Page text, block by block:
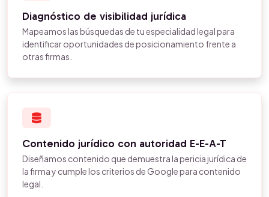
Diagnóstico de visibilidad jurídica
Mapeamos las búsquedas de tu especialidad legal para
identificar oportunidades de posicionamiento frente a
otras firmas.
Contenido jurídico con autoridad E-E-A-T
Diseñamos contenido que demuestra la pericia jurídica de
la firma y cumple los criterios de Google para contenido
legal.